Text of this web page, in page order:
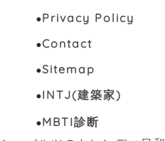
Privacy Policy
Contact
Sitemap
INTJ(建築家)
MBTI診断